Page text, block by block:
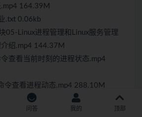
164.39M
.txt 0.06kb
05-Linux进程管理和Linux服务管理
绍.mp4 144.37M
查看当前时刻的进程状态.mp4
令查看进程动态.mp4 288.10M
命令查看进程树.mp4 65.87M
进程发送信号.mp4 208.75M
问答 我的 顶部